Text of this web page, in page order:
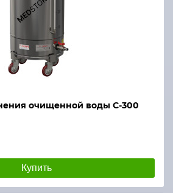
очищенной воды С-300
Купить